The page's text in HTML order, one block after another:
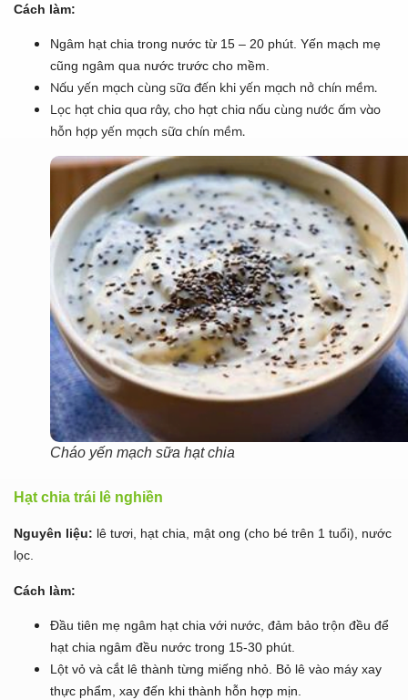
Cách làm:
Ngâm hạt chia trong nước từ 15 – 20 phút. Yến mạch mẹ
cũng ngâm qua nước trước cho mềm.
Nấu yến mạch cùng sữa đến khi yến mạch nở chín mềm.
Lọc hạt chia qua rây, cho hạt chia nấu cùng nước ấm vào
hỗn hợp yến mạch sữa chín mềm.
Cháo yến mạch sữa hạt chia
Hạt chia trái lê nghiền
Nguyên liệu: lê tươi, hạt chia, mật ong (cho bé trên 1 tuổi), nước
lọc.
Cách làm:
Đầu tiên mẹ ngâm hạt chia với nước, đảm bảo trộn đều để
hạt chia ngâm đều nước trong 15-30 phút.
Lột vỏ và cắt lê thành từng miếng nhỏ. Bỏ lê vào máy xay
thực phẩm, xay đến khi thành hỗn hợp mịn.